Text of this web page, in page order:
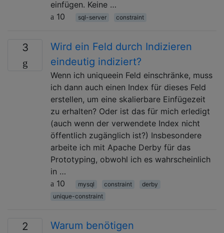
einfügen. Keine …
10
sql-server constraint
3
Wird ein Feld durch Indizieren
eindeutig indiziert?
Wenn ich uniqueein Feld einschränke, muss
ich dann auch einen Index für dieses Feld
erstellen, um eine skalierbare Einfügezeit
zu erhalten? Oder ist das für mich erledigt
(auch wenn der verwendete Index nicht
öffentlich zugänglich ist?) Insbesondere
arbeite ich mit Apache Derby für das
Prototyping, obwohl ich es wahrscheinlich
in …
10
mysql constraint
derby
unique-constraint
2
Warum benötigen